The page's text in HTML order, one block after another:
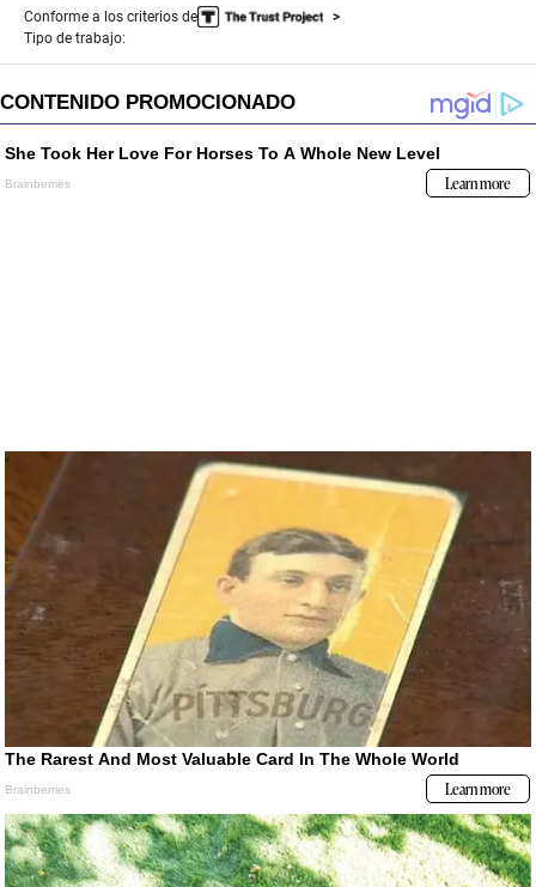
Conforme a los criterios de
Tipo de trabajo: